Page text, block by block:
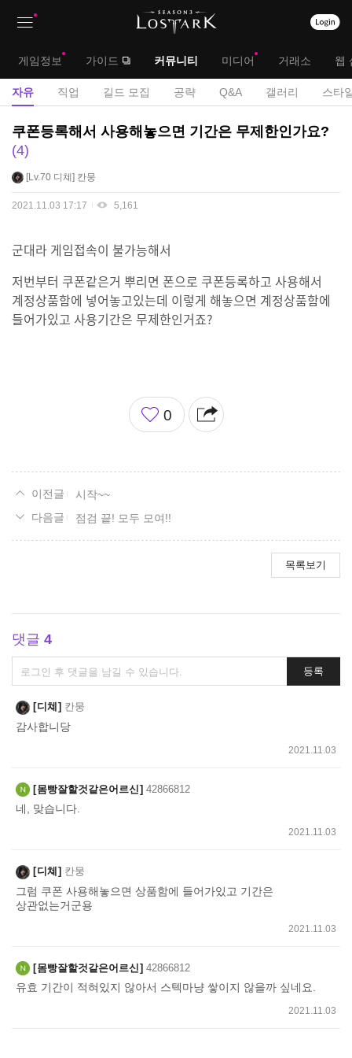
대
메
뉴
게임정보 가이드 커뮤니티 미디어 거래소 웹
서
자유 직업 길드 모집 공략 Q&A 갤러리 스타
자
유
게
시
쿠폰등록해서 사용해놓으면 기간은 무제한인가요?
4
Lv.70 디쳬 칸뭉
2021.11.03 17:17 5,161
군대라 게임접속이 불가능해서
저번부터 쿠폰같은거 뿌리면 폰으로 쿠폰등록하고 사용해서
계정상품함에 넣어놓고있는데 이렇게 해놓으면 계정상품함에
들어가있고 사용기간은 무제한인거죠?
좋
아
0
시작~~
점검 끝! 모두 모여!!
목록보기
댓글 4
댓
글
쓰
기
등록
디쳬 칸뭉
감사합니당
2021.11.03
몸빵잘할것같은어르신 42866812
네, 맞습니다.
2021.11.03
디쳬 칸뭉
그럼 쿠폰 사용해놓으면 상품함에 들어가있고 기간은
상관없는거군용
2021.11.03
몸빵잘할것같은어르신 42866812
유효 기간이 적혀있지 않아서 스텍마냥 쌓이지 않을까 싶네요.
2021.11.03